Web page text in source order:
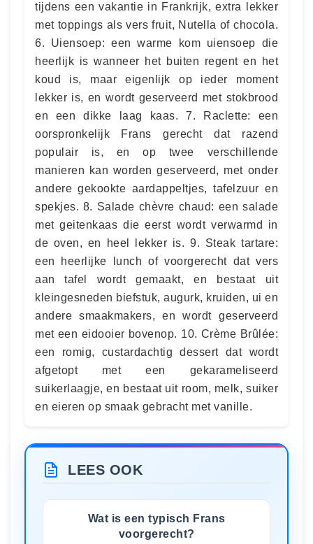
tijdens een vakantie in Frankrijk, extra lekker
met toppings als vers fruit, Nutella of chocola.
6. Uiensoep: een warme kom uiensoep die
heerlijk is wanneer het buiten regent en het
koud is, maar eigenlijk op ieder moment
lekker is, en wordt geserveerd met stokbrood
en een dikke laag kaas. 7. Raclette: een
oorspronkelijk Frans gerecht dat razend
populair is, en op twee verschillende
manieren kan worden geserveerd, met onder
andere gekookte aardappeltjes, tafelzuur en
spekjes. 8. Salade chèvre chaud: een salade
met geitenkaas die eerst wordt verwarmd in
de oven, en heel lekker is. 9. Steak tartare:
een heerlijke lunch of voorgerecht dat vers
aan tafel wordt gemaakt, en bestaat uit
kleingesneden biefstuk, augurk, kruiden, ui en
andere smaakmakers, en wordt geserveerd
met een eidooier bovenop. 10. Crème Brûlée:
een romig, custardachtig dessert dat wordt
afgetopt met een gekarameliseerd
suikerlaagje, en bestaat uit room, melk, suiker
en eieren op smaak gebracht met vanille.
LEES OOK
Wat is een typisch Frans
voorgerecht?